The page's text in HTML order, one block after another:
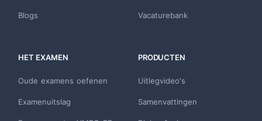
Blogs Vacaturebank
HET EXAMEN
Oude examens oefenen
Examenuitslag
PRODUCTEN
Uitlegvideo's
Samenvattingen